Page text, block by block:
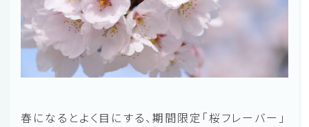
春になるとよく目にする、期間限定「桜フレーバー」